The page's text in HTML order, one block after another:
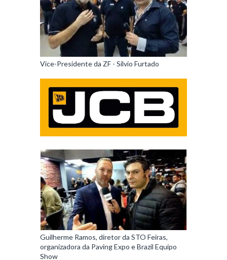
Vice-Presidente da ZF - Silvio Furtado
Guilherme Ramos, diretor da STO Feiras,
organizadora da Paving Expo e Brazil Equipo
Show